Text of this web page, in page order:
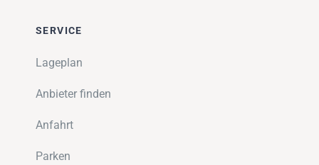
SERVICE
Lageplan
Anbieter finden
Anfahrt
Parken